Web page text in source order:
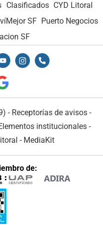
Clasificados CYD Litoral
SF Puerto Negocios
SF
- Receptorías de avisos -
institucionales -
- MediaKit
de: